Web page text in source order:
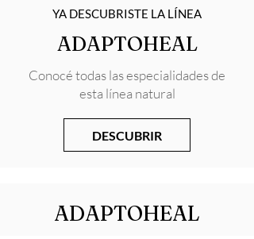
YA DESCUBRISTE LA LÍNEA
ADAPTOHEAL
Conocé todas las especialidades de
esta línea natural
DESCUBRIR
ADAPTOHEAL